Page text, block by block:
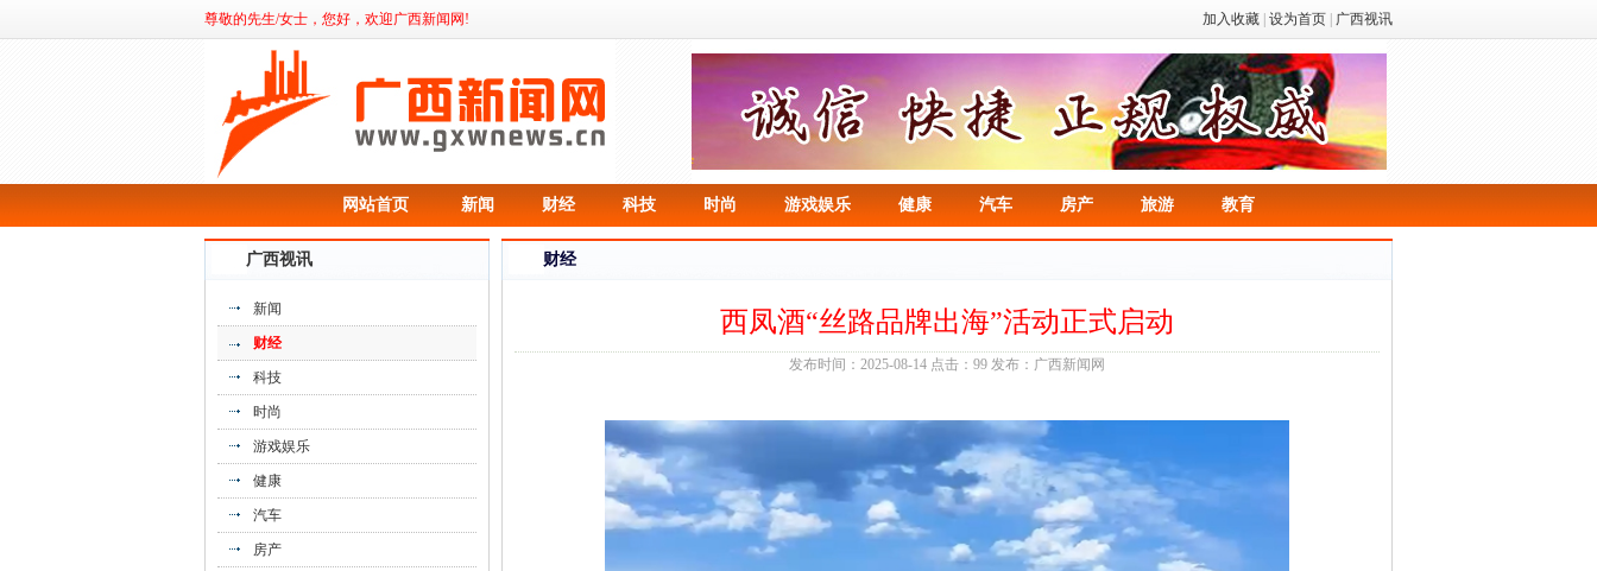
加入收藏 设为首页 广西视讯
尊敬的先生/女士，您好，欢迎广西新闻网!
网站首页 新闻 财经 科技 时尚 游戏娱乐 健康 汽车 房产 旅游 教育
广西视讯
新闻
财经
科技
时尚
游戏娱乐
健康
汽车
房产
《日本顺通转运公司还能这样做日中转运
财经
西凤酒“丝路品牌出海”活动正式启动
发布时间：2025-08-14 点击：99 发布：广西新闻网